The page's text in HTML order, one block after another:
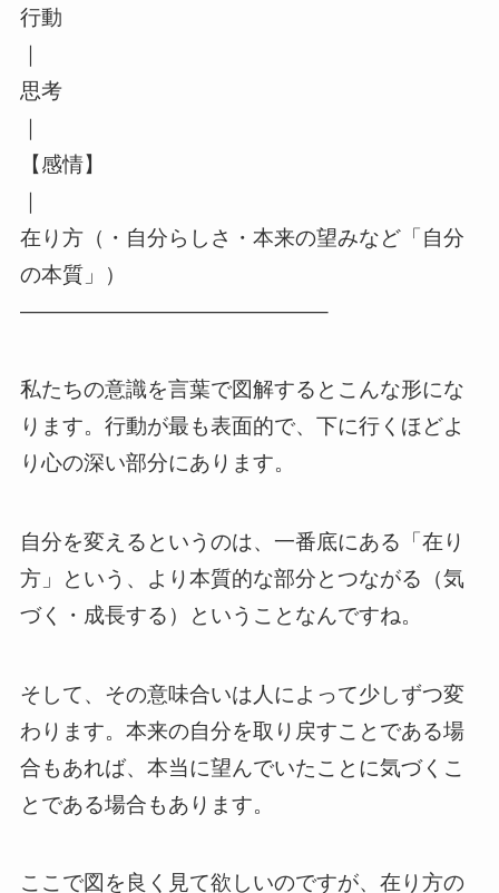
行動
｜
思考
｜
【感情】
｜
在り方（・自分らしさ・本来の望みなど「自分
の本質」）
——————————————–
私たちの意識を言葉で図解するとこんな形にな
ります。行動が最も表面的で、下に行くほどよ
り心の深い部分にあります。
自分を変えるというのは、一番底にある「在り
方」という、より本質的な部分とつながる（気
づく・成長する）ということなんですね。
そして、その意味合いは人によって少しずつ変
わります。本来の自分を取り戻すことである場
合もあれば、本当に望んでいたことに気づくこ
とである場合もあります。
ここで図を良く見て欲しいのですが、在り方の